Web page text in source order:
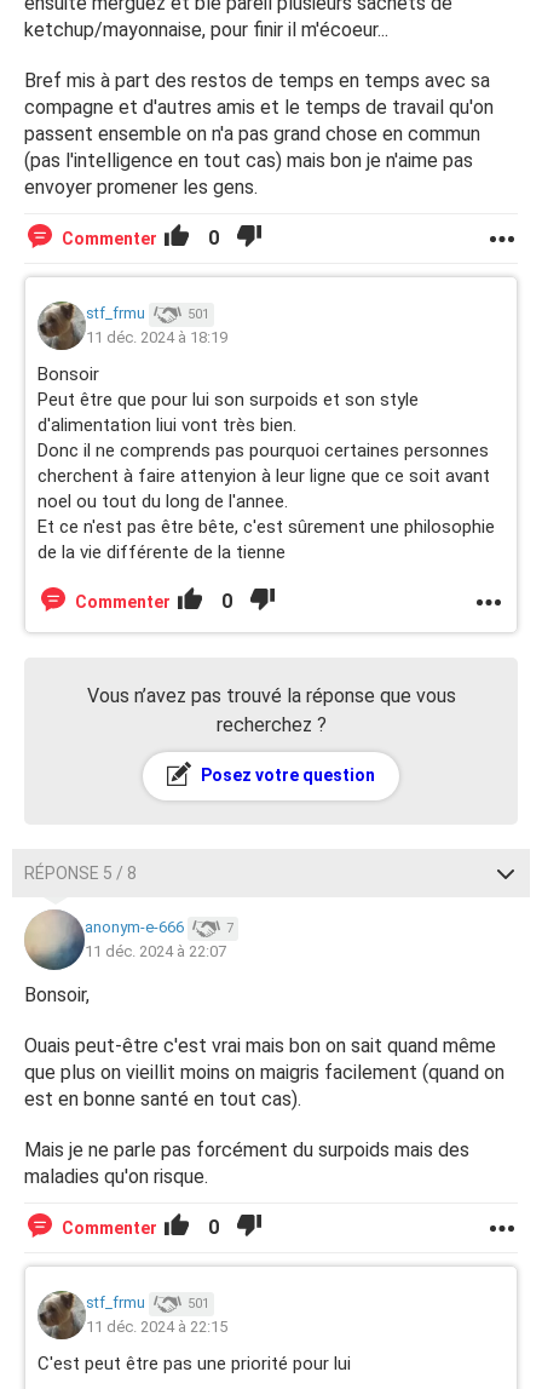
ketchup/mayonnaise, pour finir il m'écoeur...
Bref mis à part des restos de temps en temps avec sa
compagne et d'autres amis et le temps de travail qu'on
passent ensemble on n'a pas grand chose en commun
(pas l'intelligence en tout cas) mais bon je n'aime pas
envoyer promener les gens.
Commenter 0
stf_frmu 501
11 déc. 2024 à 18:19
Bonsoir
Peut être que pour lui son surpoids et son style
d'alimentation liui vont très bien.
Donc il ne comprends pas pourquoi certaines personnes
cherchent à faire attenyion à leur ligne que ce soit avant
noel ou tout du long de l'annee.
Et ce n'est pas être bête, c'est sûrement une philosophie
de la vie différente de la tienne
Commenter 0
Vous n’avez pas trouvé la réponse que vous
recherchez ?
Posez votre question
RÉPONSE 5 / 8
anonym-e-666 7
11 déc. 2024 à 22:07
Bonsoir,
Ouais peut-être c'est vrai mais bon on sait quand même
que plus on vieillit moins on maigris facilement (quand on
est en bonne santé en tout cas).
Mais je ne parle pas forcément du surpoids mais des
maladies qu'on risque.
Commenter 0
stf_frmu 501
11 déc. 2024 à 22:15
C'est peut être pas une priorité pour lui